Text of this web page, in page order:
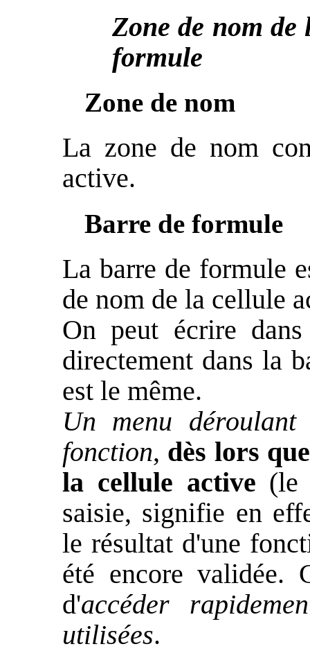
Zone de nom
formule
Zone de nom
La zone de nom
active.
Barre de formule
La barre de formule
de nom de la cellule
On peut écrire
directement dans la
est le même.
Un menu
fonction, dès lors
la cellule active (le
saisie, signifie en
le résultat d'une
été encore validée.
d'accéder
utilisées.